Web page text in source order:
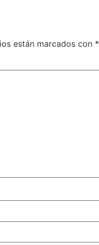
están marcados con *